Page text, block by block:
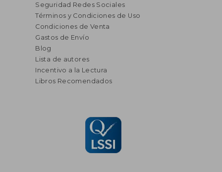
Seguridad Redes Sociales
Términos y Condiciones de Uso
Condiciones de Venta
Gastos de Envío
Blog
Lista de autores
Incentivo a la Lectura
Libros Recomendados